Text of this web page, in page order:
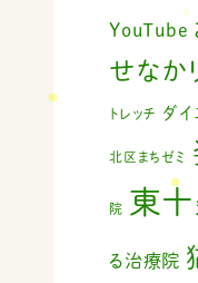
YouTube
せなか
トレッチ ダイ
北区まちゼミ
院 東
る治療院